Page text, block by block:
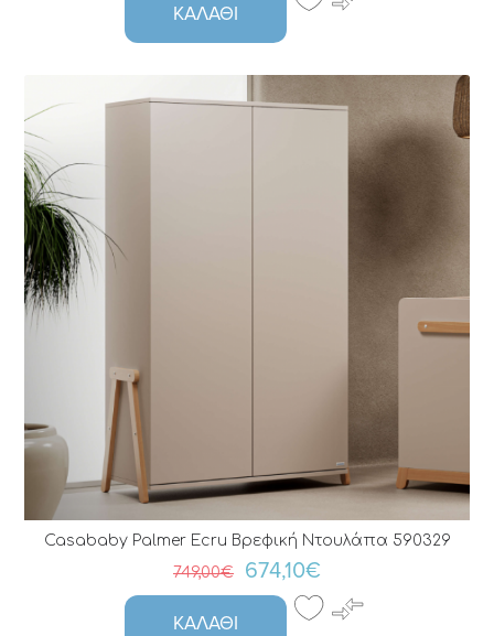
ΚΑΛΆΘΙ
Casababy Palmer Ecru Βρεφική Ντουλάπα 590329
749,00€
674,10€
ΚΑΛΆΘΙ